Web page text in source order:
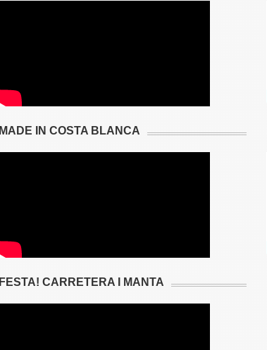
MADE IN COSTA BLANCA
FESTA! CARRETERA I MANTA